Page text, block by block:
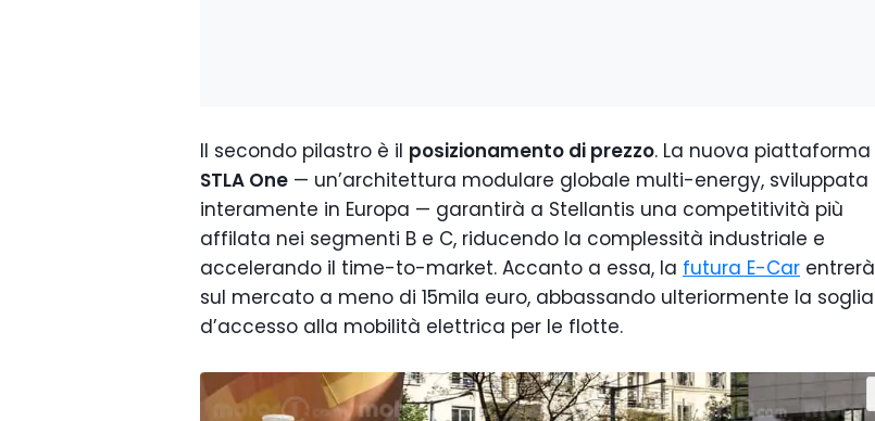
Il secondo pilastro è il posizionamento di prezzo. La nuova piattaforma
STLA One — un’architettura modulare globale multi-energy, sviluppata
interamente in Europa — garantirà a Stellantis una competitività più
affilata nei segmenti B e C, riducendo la complessità industriale e
accelerando il time-to-market. Accanto a essa, la futura E-Car entrerà
sul mercato a meno di 15mila euro, abbassando ulteriormente la soglia
d’accesso alla mobilità elettrica per le flotte.